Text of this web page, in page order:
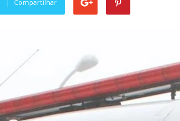
Compartilhar